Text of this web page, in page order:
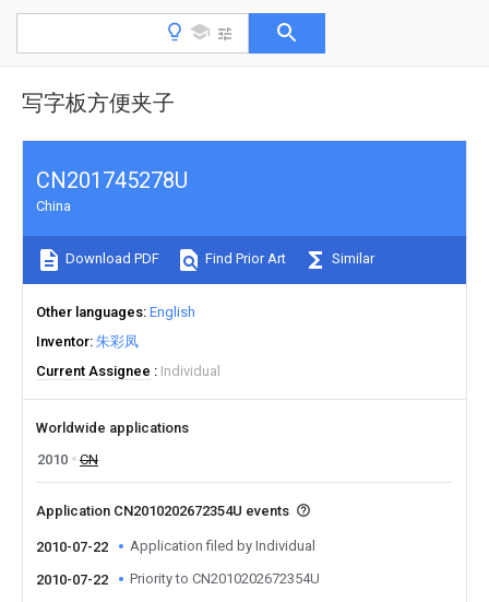
写字板方便夹子
CN201745278U
China
Download PDF Find Prior Art Similar
Other languages English
Inventor 朱彩凤
Current Assignee
Individual
Worldwide applications
2010
CN
Application CN2010202672354U events
2010-07-22 Application filed by Individual
2010-07-22 Priority to CN2010202672354U